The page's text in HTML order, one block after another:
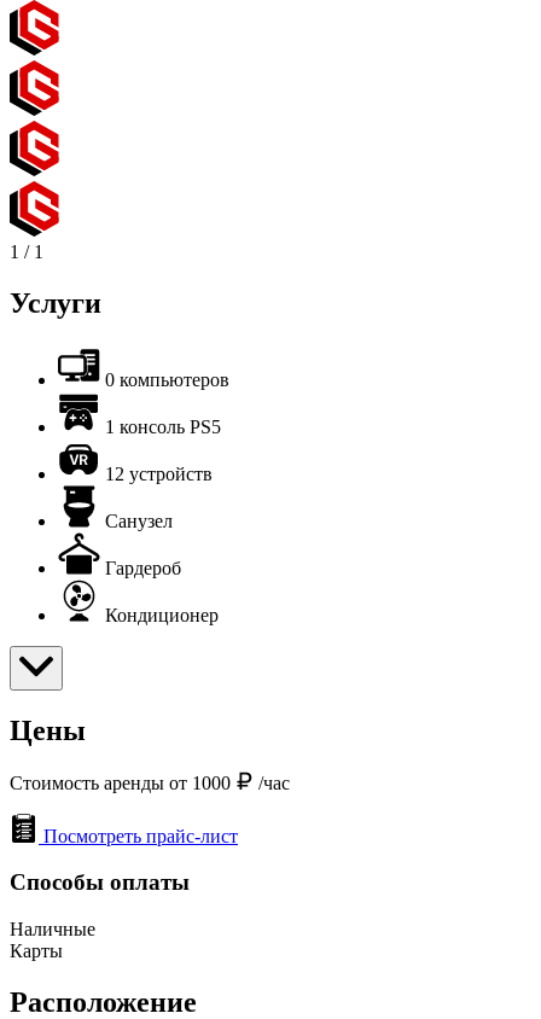
1 / 1
Услуги
0 компьютеров
1 консоль PS5
12 устройств
Санузел
Гардероб
Кондиционер
Цены
Стоимость аренды от 1000 /час
Посмотреть прайс-лист
Способы оплаты
Наличные
Карты
Расположение